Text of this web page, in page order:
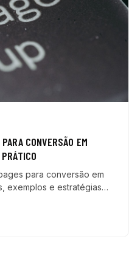
CONVERSÃO EM
para conversão em
exemplos e estratégias